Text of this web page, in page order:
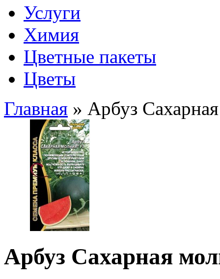
Услуги
Химия
Цветные пакеты
Цветы
Главная » Арбуз
Арбуз Сахарная